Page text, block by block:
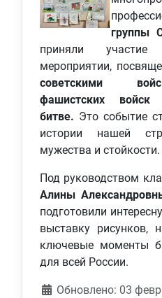
группы
приняли
мероприятии,
советскими
фашистских войск
битве. Это событие
истории нашей
мужества и стойкости.
Под руководством
Алины
подготовили
выставку рисунков,
ключевые моменты
для всей России.
Обновлено: 03